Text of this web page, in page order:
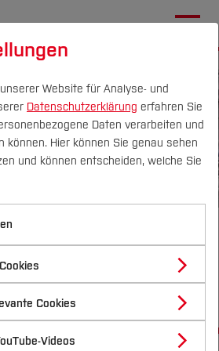
DE|EN Quicklinks
Prüfungen
Transfer
Transferprofil
(FuT)
studieren
CVH
-
Website für Analyse- und
Datenschutzerklärung erfahren Sie
Daten verarbeiten und
können. Hier können Sie genau sehen
und können entscheiden, welche Sie
Cookies
Videos